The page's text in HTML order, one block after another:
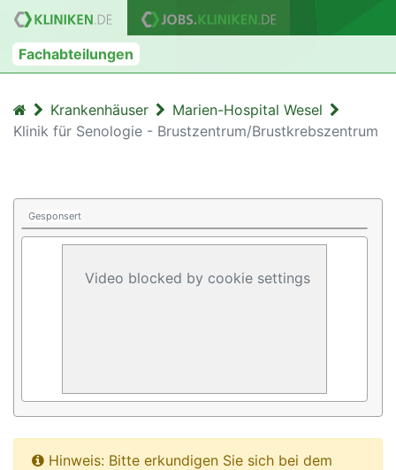
Fachabteilungen
Krankenhäuser
Marien-Hospital Wesel
Klinik für Senologie - Brustzentrum/Brustkrebszentrum
Gesponsert
Video blocked by cookie settings
Hinweis: Bitte erkundigen Sie sich bei dem